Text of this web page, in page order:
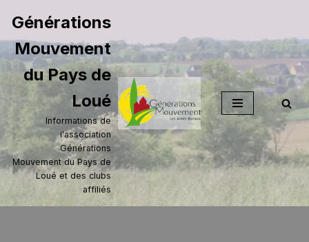
Aller
au
contenu
Générations
Mouvement
du Pays de
Loué
Informations de
l'association
Générations
Mouvement du Pays de
Loué et des clubs
affiliés